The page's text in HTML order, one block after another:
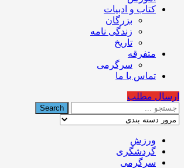
کتاب و ادبیات
بزرگان
زندگی نامه
تاریخ
متفرقه
سرگرمی
تماس با ما
ارسال مطلب
ورزش
گردشگری
سرگرمی